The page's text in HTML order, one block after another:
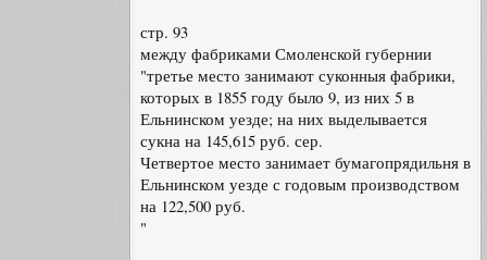
стр. 93
между фабриками Смоленской губернии
"третье место занимают суконныя фабрики,
которых в 1855 году было 9, из них 5 в
Ельнинском уезде; на них выделывается
сукна на 145,615 руб. сер.
Четвертое место занимает бумагопрядильня в
Ельнинском уезде с годовым производством
на 122,500 руб.
"